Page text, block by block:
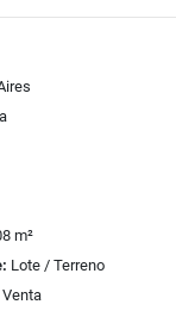
m²
Lote / Terreno
Venta